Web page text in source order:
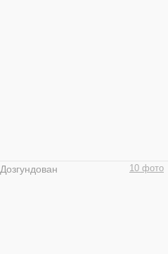
Дозгундован 10 фото